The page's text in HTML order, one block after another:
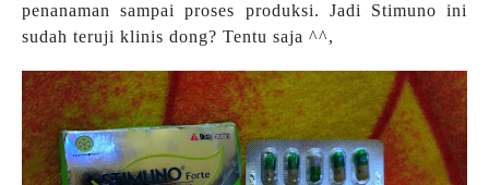
penanaman sampai proses produksi. Jadi Stimuno ini
sudah teruji klinis dong? Tentu saja ^^,